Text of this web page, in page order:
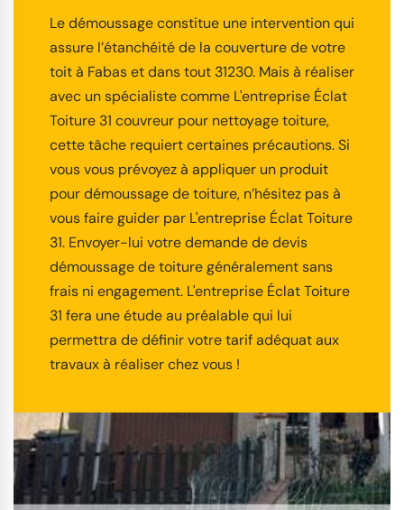
Le démoussage constitue une intervention qui
assure l’étanchéité de la couverture de votre
toit à Fabas et dans tout 31230. Mais à réaliser
avec un spécialiste comme L'entreprise Éclat
Toiture 31 couvreur pour nettoyage toiture,
cette tâche requiert certaines précautions. Si
vous vous prévoyez à appliquer un produit
pour démoussage de toiture, n’hésitez pas à
vous faire guider par L'entreprise Éclat Toiture
31. Envoyer-lui votre demande de devis
démoussage de toiture généralement sans
frais ni engagement. L'entreprise Éclat Toiture
31 fera une étude au préalable qui lui
permettra de définir votre tarif adéquat aux
travaux à réaliser chez vous !